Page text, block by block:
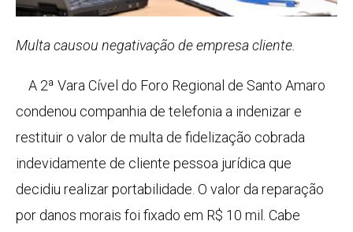
Multa causou negativação de empresa cliente.
A 2ª Vara Cível do Foro Regional de Santo Amaro
condenou companhia de telefonia a indenizar e
restituir o valor de multa de fidelização cobrada
indevidamente de cliente pessoa jurídica que
decidiu realizar portabilidade. O valor da reparação
por danos morais foi fixado em R$ 10 mil. Cabe